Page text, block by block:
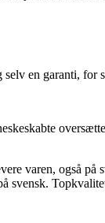
en garanti,
varen, også
svensk.